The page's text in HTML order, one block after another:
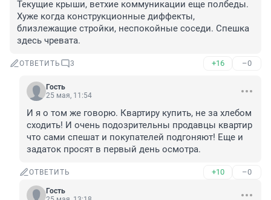
Текущие крыши, ветхие коммуникации еще полбеды.
Хуже когда конструкционные диффекты,
близлежащие стройки, неспокойные соседи. Спешка
здесь чревата.
ОТВЕТИТЬ 3 +16 –0
Гость
25 мая, 11:54
И я о том же говорю. Квартиру купить, не за хлебом
сходить! И очень подозрительны продавцы квартир
что сами спешат и покупателей подгоняют! Еще и
задаток просят в первый день осмотра.
ОТВЕТИТЬ +10 –0
Гость